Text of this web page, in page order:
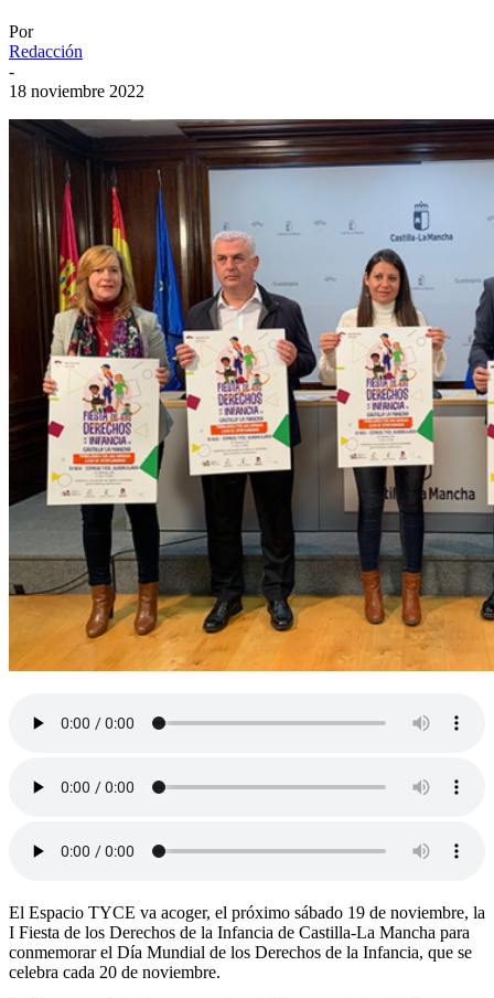
Por
Redacción
-
18 noviembre 2022
El Espacio TYCE va acoger, el próximo sábado 19 de noviembre, la
I Fiesta de los Derechos de la Infancia de Castilla-La Mancha para
conmemorar el Día Mundial de los Derechos de la Infancia, que se
celebra cada 20 de noviembre.